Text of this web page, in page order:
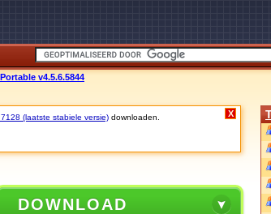
v4.5.6.5844
(laatste stabiele versie) downloaden.
X
DOWNLOAD